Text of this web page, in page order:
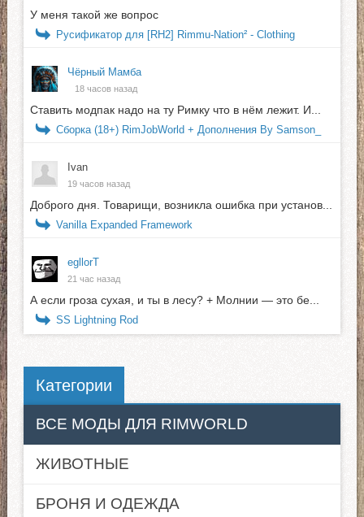
У меня такой же вопрос
Русификатор для [RH2] Rimmu-Nation² - Clothing
Чёрный Мамба
18 часов назад
Ставить модпак надо на ту Римку что в нём лежит. И...
Сборка (18+) RimJobWorld + Дополнения By Samson_
Ivan
19 часов назад
Доброго дня. Товарищи, возникла ошибка при установ...
Vanilla Expanded Framework
egllorТ
21 час назад
А если гроза сухая, и ты в лесу? + Молнии — это бе...
SS Lightning Rod
Категории
ВСЕ МОДЫ ДЛЯ RIMWORLD
ЖИВОТНЫЕ
БРОНЯ И ОДЕЖДА